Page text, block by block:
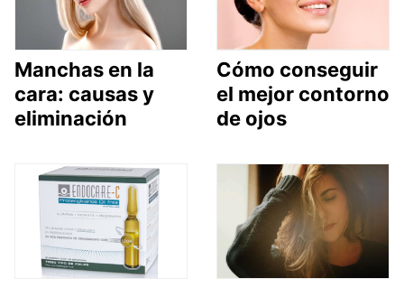
Manchas en la
cara: causas y
eliminación
Cómo conseguir
el mejor contorno
de ojos